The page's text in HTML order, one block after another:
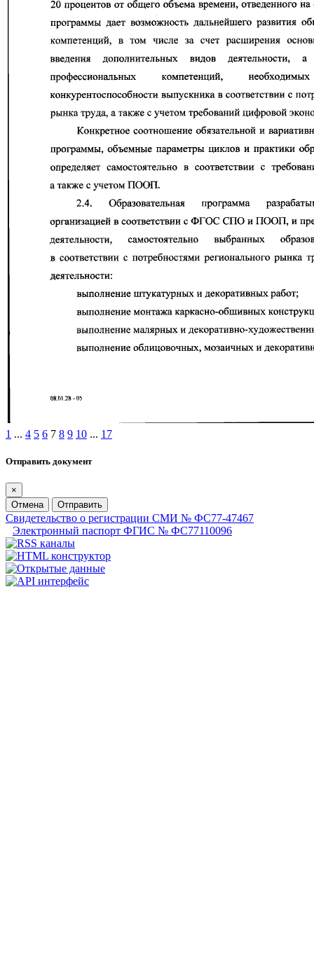
1 ... 4 5 6 7 8 9 10 ... 17
Отправить документ
×
Отмена
Отправить
Свидетельство о регистрации СМИ № ФС77-47467
Электронный паспорт ФГИС № ФС77110096